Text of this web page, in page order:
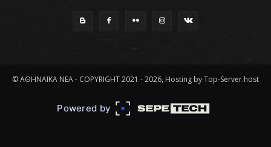
© ΑΘΗΝΑΪΚΑ ΝΕΑ - COPYRIGHT 2021 - 2026, Hosting by Top-Server.host
Powered by